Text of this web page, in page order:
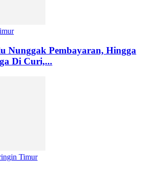
Nunggak Pembayaran, Hingga
Di Curi,...
Timur